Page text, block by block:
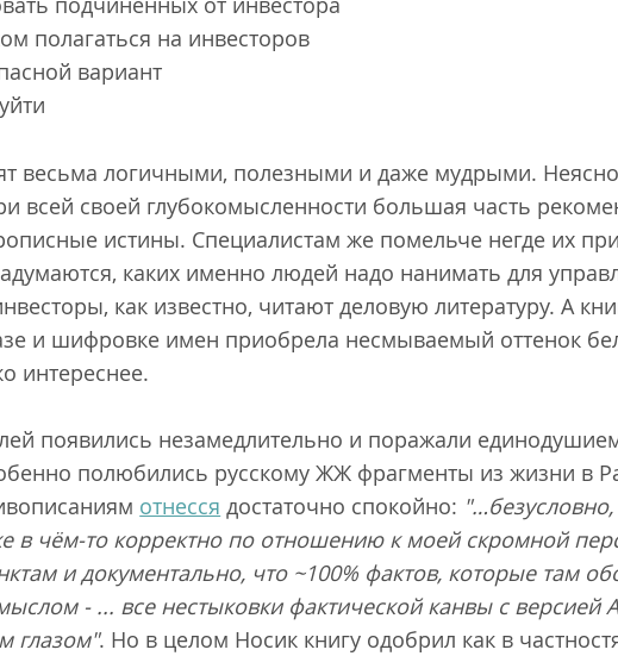
полагаться на инвесторов
вариант
весьма логичными, полезными и даже мудрыми.
всей своей глубокомысленности большая часть
истины. Специалистам же помельче негде их
каких именно людей надо нанимать для
как известно, читают деловую литературу. А
и шифровке имен приобрела несмываемый оттенок
интереснее.
появились незамедлительно и поражали
полюбились русскому ЖЖ фрагменты из жизни в
отнесся достаточно спокойно:
в чём-то корректно по отношению к моей скромной
и документально, что ~100% фактов, которые там
- ... все нестыковки фактической канвы с
глазом". Но в целом Носик книгу одобрил как в